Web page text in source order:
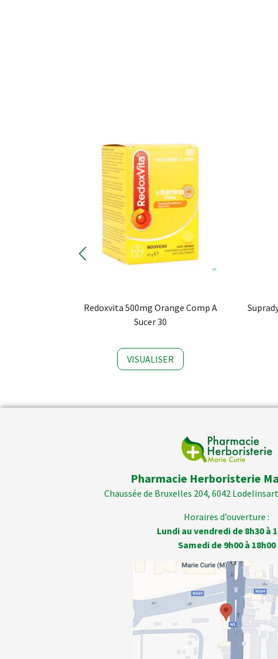
Redoxvita 500mg Orange Comp A
Sucer 30
VISUALISER
Pharmacie Herboristerie
Chaussée de Bruxelles 204, 6042
Horaires d’ouverture :
Lundi au vendredi de 8h30 à
Samedi de 9h00 à 18h00